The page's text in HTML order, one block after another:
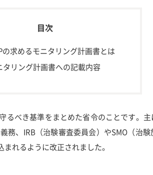
の求めるモニタリング計画書とは
タリング計画書への記載内容
るべき基準をまとめた省令のことです。
務、IRB（治験審査委員会）やSMO（治
れるように改正されました。